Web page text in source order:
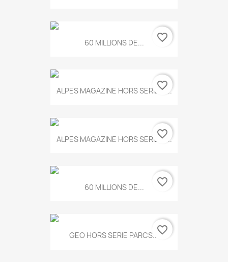
60 MILLIONS DE... favorite_border
ALPES MAGAZINE HORS SERIE N...
favorite_border
ALPES MAGAZINE HORS SERIE N...
favorite_border
60 MILLIONS DE... favorite_border
GEO HORS SERIE PARCS...favorite_border